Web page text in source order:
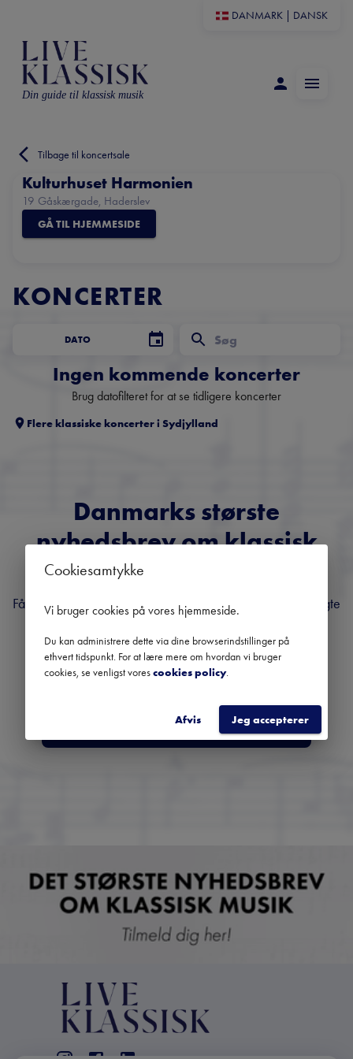
DANMARK DANSK
Din guide til klassisk musik
Tilbage til koncertsale
Kulturhuset Harmonien
19 Gåskærgade, Haderslev
GÅ TIL HJEMMESIDE
KONCERTER
DATO
Ingen kommende koncerter
Brug datofilteret for at se tidligere koncerter
Flere klassiske koncerter i Sydjylland
Danmarks største
nyhedsbrev om klassisk
musik
Få overblik over kommende koncerter, festivaler og udvalgte
Cookiesamtykke
Vi bruger cookies på vores hjemmeside.
Du kan administrere dette via dine browserindstillinger på
ethvert tidspunkt. For at lære mere om hvordan vi bruger
cookies, se venligst vorescookies policy.
Afvis Jeg accepterer